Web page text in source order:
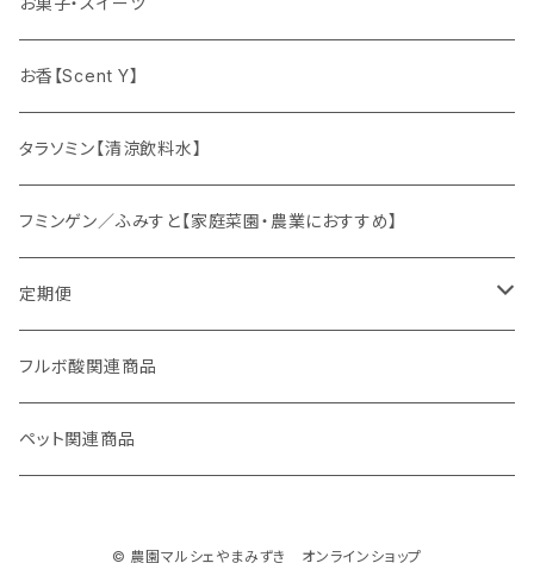
ドリンクの素
健康茶
オリジナルスパイス
お香【Scent Y】
タラソミン【清涼飲料水】
フミンゲン／ふみすと【家庭菜園・農業におすすめ】
定期便
妊活応援セット
フルボ酸関連商品
ペット関連商品
© 農園マルシェやまみずき オンラインショップ